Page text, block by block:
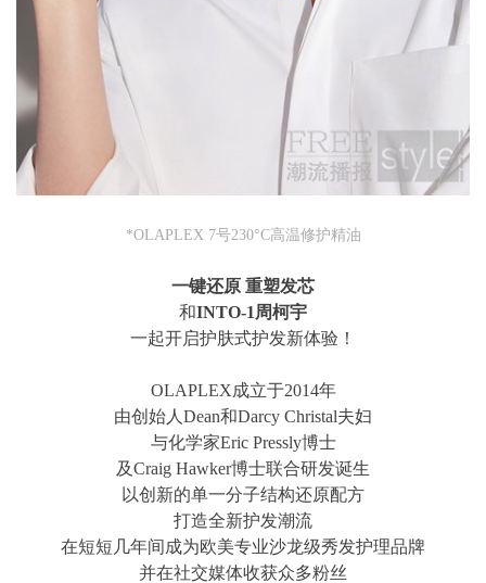
*OLAPLEX 7号230°C高温修护精油
一键还原 重塑发芯
和INTO-1周柯宇
一起开启护肤式护发新体验！
OLAPLEX成立于2014年
由创始人Dean和Darcy Christal夫妇
与化学家Eric Pressly博士
及Craig Hawker博士联合研发诞生
以创新的单一分子结构还原配方
打造全新护发潮流
在短短几年间成为欧美专业沙龙级秀发护理品牌
并在社交媒体收获众多粉丝